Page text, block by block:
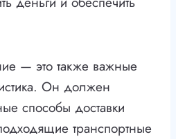
— это также важные
Он должен
способы доставки
транспортные